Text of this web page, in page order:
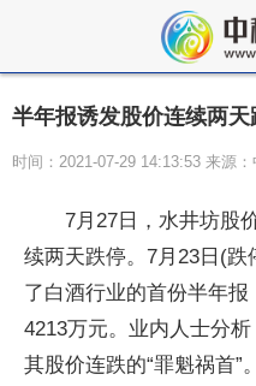
半年报诱发股价连续两
时间：2021-07-29 14:13:53 来源：
7月27日，水井坊股
续两天跌停。7月23日(
了白酒行业的首份半年
4213万元。业内人士分
其股价连跌的“罪魁祸首